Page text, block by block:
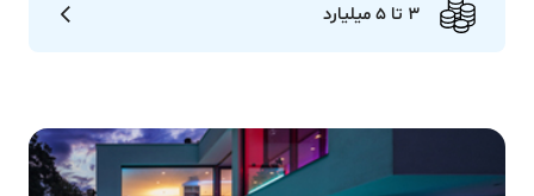
3 تا 5 میلیارد